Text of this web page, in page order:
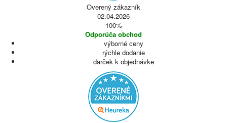
Overený zákazník
02.04.2026
100%
Odporúča obchod
výborné ceny
rýchle dodanie
darček k objednávke